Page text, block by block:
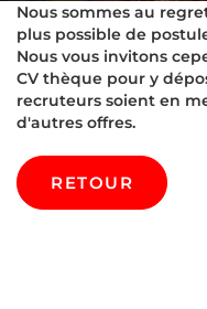
Nous sommes au
plus possible de
Nous vous invitons
CV thèque pour y
recruteurs soient en
d'autres offres.
RETOUR